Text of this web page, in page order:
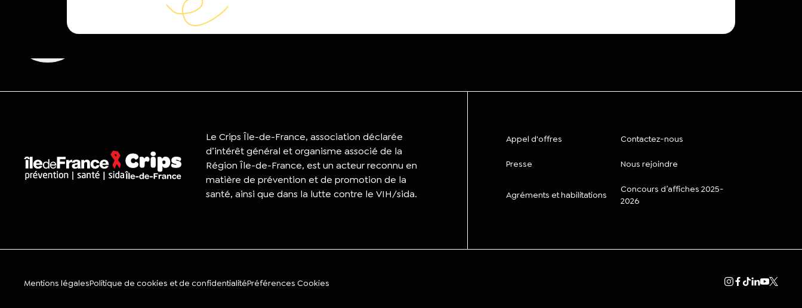
Le Crips Île-de-France, association déclarée
d’intérêt général et organisme associé de la
Région Île-de-France, est un acteur reconnu en
matière de prévention et de promotion de la
santé, ainsi que dans la lutte contre le VIH/sida.
Appel d'offres Contactez-nous
Presse Nous rejoindre
Agréments et habilitations
Concours d’affiches 2025-
2026
Mentions légalesPolitique de cookies et de confidentialitéPréférences Cookies